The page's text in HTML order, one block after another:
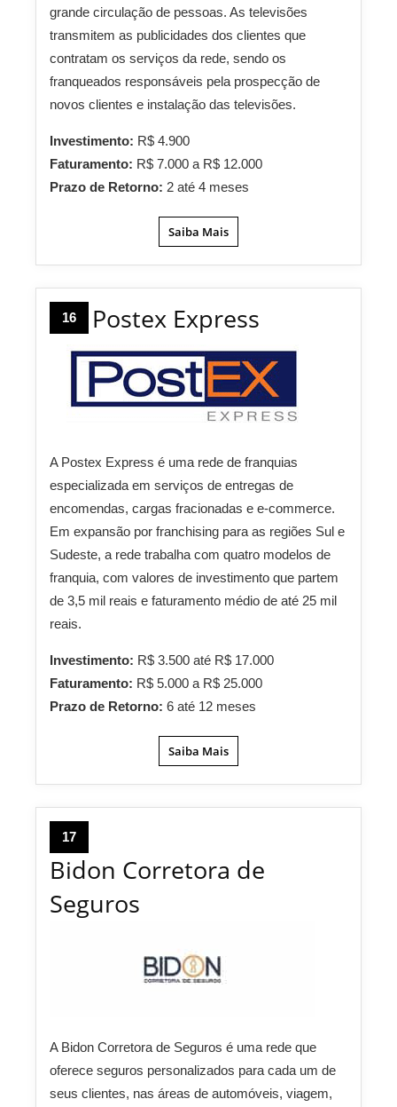
grande circulação de pessoas. As televisões
transmitem as publicidades dos clientes que
contratam os serviços da rede, sendo os
franqueados responsáveis pela prospecção de
novos clientes e instalação das televisões.
Investimento: R$ 4.900
Faturamento: R$ 7.000 a R$ 12.000
Prazo de Retorno: 2 até 4 meses
Saiba Mais
16 Postex Express
A Postex Express é uma rede de franquias
especializada em serviços de entregas de
encomendas, cargas fracionadas e e-commerce.
Em expansão por franchising para as regiões Sul e
Sudeste, a rede trabalha com quatro modelos de
franquia, com valores de investimento que partem
de 3,5 mil reais e faturamento médio de até 25 mil
reais.
Investimento: R$ 3.500 até R$ 17.000
Faturamento: R$ 5.000 a R$ 25.000
Prazo de Retorno: 6 até 12 meses
Saiba Mais
17
Bidon Corretora de
Seguros
A Bidon Corretora de Seguros é uma rede que
oferece seguros personalizados para cada um de
seus clientes, nas áreas de automóveis, viagem,